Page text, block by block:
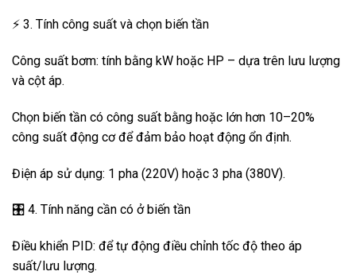
⚡ 3. Tính công suất và chọn biến tần
Công suất bơm: tính bằng kW hoặc HP – dựa trên lưu lượng
và cột áp.
Chọn biến tần có công suất bằng hoặc lớn hơn 10–20%
công suất động cơ để đảm bảo hoạt động ổn định.
Điện áp sử dụng: 1 pha (220V) hoặc 3 pha (380V).
🎛️ 4. Tính năng cần có ở biến tần
Điều khiển PID: để tự động điều chỉnh tốc độ theo áp
suất/lưu lượng.